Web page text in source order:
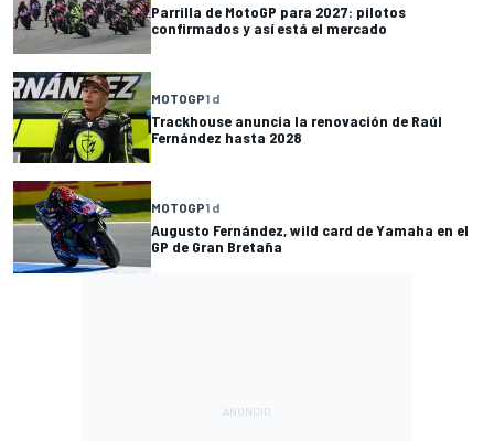
Parrilla de MotoGP para 2027: pilotos
confirmados y así está el mercado
MOTOGP1 d
Trackhouse anuncia la renovación de Raúl
Fernández hasta 2028
MOTOGP1 d
Augusto Fernández, wild card de Yamaha en el
GP de Gran Bretaña